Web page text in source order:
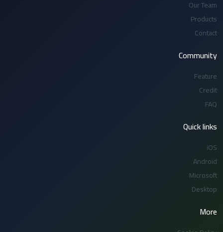
Our Team
Products
Contact
Community
Feature
Credit
FAQ
Quick links
iOS
Android
Microsoft
Desktop
More